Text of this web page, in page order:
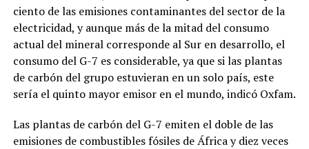
ciento de las emisiones contaminantes del sector de la
electricidad, y aunque más de la mitad del consumo
actual del mineral corresponde al Sur en desarrollo, el
consumo del G-7 es considerable, ya que si las plantas
de carbón del grupo estuvieran en un solo país, este
sería el quinto mayor emisor en el mundo, indicó Oxfam.
Las plantas de carbón del G-7 emiten el doble de las
emisiones de combustibles fósiles de África y diez veces